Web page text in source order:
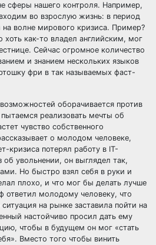
сферы нашего контроля. Например,
во взрослую жизнь: в период
волне мирового кризиса. Пример?
как-то владел английским, мог
Сейчас огромное количество
и знанием нескольких языков
фри в так называемых фаст-
оборачивается против
реализовать мечты об
чувство собственного
о молодом человеке,
кризиса потерял работу в IT-
увольнении, он выглядел так,
Но быстро взял себя в руки и
плохо, и что мог бы делать лучше
ответил молодому человеку, что
на рынке заставила пойти на
настойчиво просил дать ему
чтобы в будущем он мог «стать
Вместо того чтобы винить